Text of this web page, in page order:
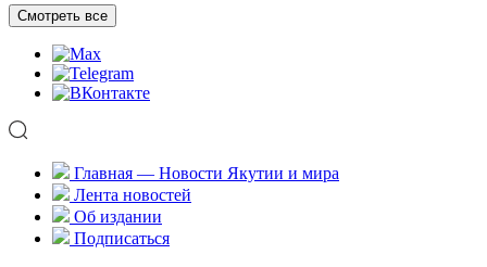
Смотреть все
Главная — Новости Якутии и мира
Лента новостей
Об издании
Подписаться